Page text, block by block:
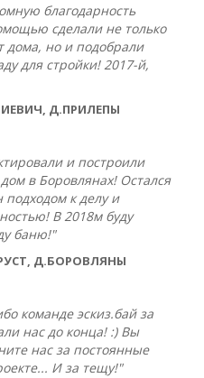
благодарность
сделали не только
дома, но и подобрали
для стройки! 2017-й,
Д.ПРИЛЕПЫ
и построили
в Боровлянах! Остался
подходом к делу и
В 2018м буду
баню!"
Д.БОРОВЛЯНЫ
команде эскиз.бай за
нас до конца! :) Вы
нас за постоянные
И за тещу!"